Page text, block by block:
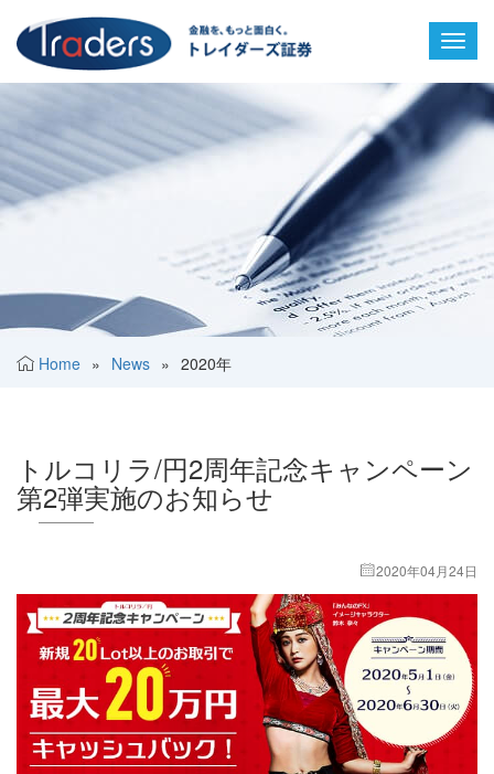
Home » News » 2020年
トルコリラ/円2周年記念キャンペーン
第2弾実施のお知らせ
2020年04月24日